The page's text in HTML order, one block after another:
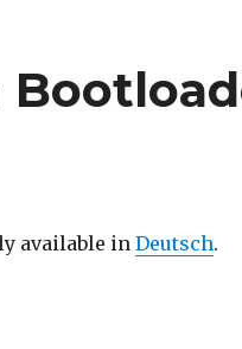
available in Deutsch.